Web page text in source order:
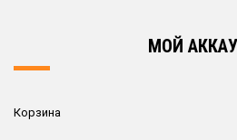
МОЙ
Корзина